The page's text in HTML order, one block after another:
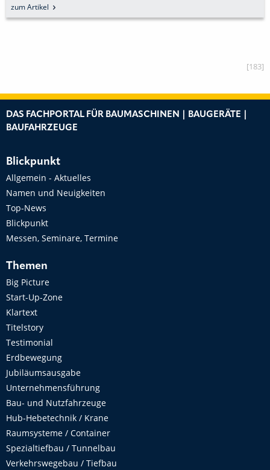
zum Artikel
[183]
DAS FACHPORTAL FÜR BAUMASCHINEN | BAUGERÄTE |
BAUFAHRZEUGE
Blickpunkt
Allgemein - Aktuelles
Namen und Neuigkeiten
Top-News
Blickpunkt
Messen, Seminare, Termine
Themen
Big Picture
Start-Up-Zone
Klartext
Titelstory
Testimonial
Erdbewegung
Jubiläumsausgabe
Unternehmensführung
Bau- und Nutzfahrzeuge
Hub-Hebetechnik / Krane
Raumsysteme / Container
Spezialtiefbau / Tunnelbau
Verkehrswegebau / Tiefbau